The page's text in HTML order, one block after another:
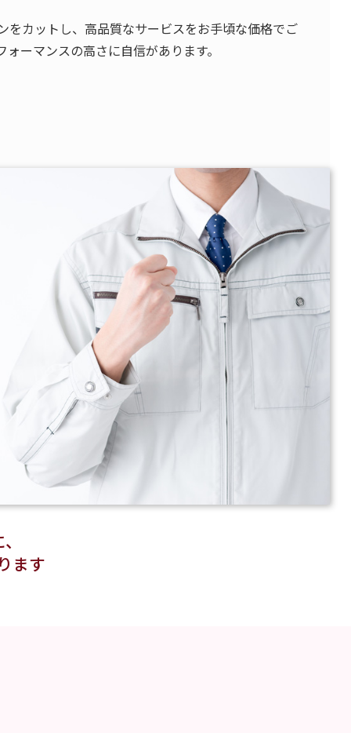
をカットし、高品質なサービスをお手頃な価格でご
ーマンスの高さに自信があります。
ます